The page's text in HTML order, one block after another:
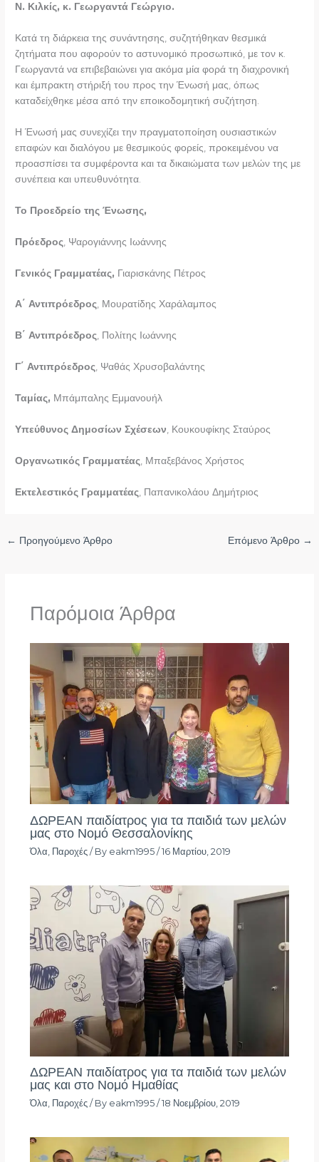
Ν. Κιλκίς, κ. Γεωργαντά Γεώργιο.
Κατά τη διάρκεια της συνάντησης, συζητήθηκαν θεσμικά
ζητήματα που αφορούν το αστυνομικό προσωπικό, με τον κ.
Γεωργαντά να επιβεβαιώνει για ακόμα μία φορά τη διαχρονική
και έμπρακτη στήριξή του προς την Ένωσή μας, όπως
καταδείχθηκε μέσα από την εποικοδομητική συζήτηση.
Η Ένωσή μας συνεχίζει την πραγματοποίηση ουσιαστικών
επαφών και διαλόγου με θεσμικούς φορείς, προκειμένου να
προασπίσει τα συμφέροντα και τα δικαιώματα των μελών της με
συνέπεια και υπευθυνότητα.
Το Προεδρείο της Ένωσης,
Πρόεδρος , Ψαρογιάννης Ιωάννης
Γενικός Γραμματέας, Γιαρισκάνης Πέτρος
Α΄ Αντιπρόεδρος, Μουρατίδης Χαράλαμπος
Β΄ Αντιπρόεδρος, Πολίτης Ιωάννης
Γ΄ Αντιπρόεδρος , Ψαθάς Χρυσοβαλάντης
Ταμίας, Μπάμπαλης Εμμανουήλ
Υπεύθυνος Δημοσίων Σχέσεων , Κουκουφίκης Σταύρος
Οργανωτικός Γραμματέας , Μπαξεβάνος Χρήστος
Εκτελεστικός Γραμματέας , Παπανικολάου Δημήτριος
← Προηγούμενο Άρθρο Επόμενο Άρθρο →
Παρόμοια Άρθρα
ΔΩΡΕΑΝ παιδίατρος για τα παιδιά των μελών
μας στο Νομό Θεσσαλονίκης
Όλα Παροχές/ By eakm1995 /16 Μαρτίου, 2019
ΔΩΡΕΑΝ παιδίατρος για τα παιδιά των μελών
μας και στο Νομό Ημαθίας
Όλα Παροχές/ By eakm1995 /18 Νοεμβρίου, 2019